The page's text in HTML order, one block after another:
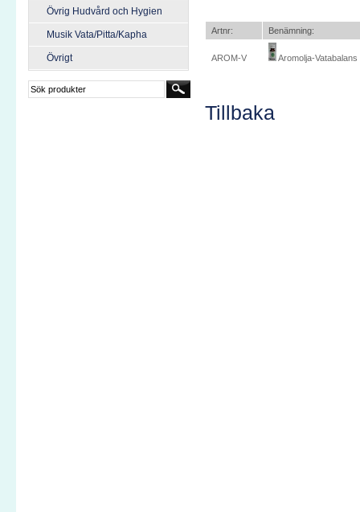
Övrig Hudvård och Hygien
Musik Vata/Pitta/Kapha
Övrigt
Artnr: Benämning:
AROM-V Aromolja-Vatabalans
Tillbaka